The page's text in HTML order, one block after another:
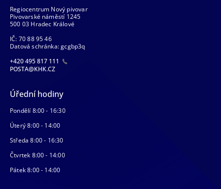
Regiocentrum Nový pivovar
Pivovarské náměstí 1245
500 03 Hradec Králové
IČ: 70 88 95 46
Datová schránka: gcgbp3q
+420 495 817 111
POSTA@KHK.CZ
Úřední hodiny
Pondělí 8:00 - 16:30
Úterý 8:00 - 14:00
Středa 8:00 - 16:30
Čtvrtek 8:00 - 14:00
Pátek 8:00 - 14:00